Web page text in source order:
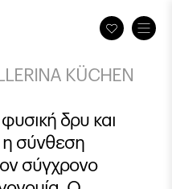
KÜCHEN
δρυ και
η σύνθεση
σύγχρονο